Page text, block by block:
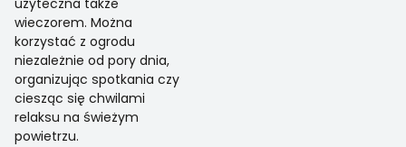
użyteczna także
wieczorem. Można
korzystać z ogrodu
niezależnie od pory dnia,
organizując spotkania czy
ciesząc się chwilami
relaksu na świeżym
powietrzu.